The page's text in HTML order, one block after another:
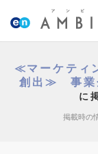
≪マーケティ
創出≫ 事業
に
掲載時の